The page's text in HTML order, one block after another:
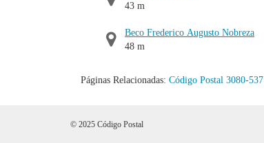
43 m
Beco Frederico Augusto Nobreza
48 m
Páginas Relacionadas: Código Postal 3080-537
© 2025 Código Postal